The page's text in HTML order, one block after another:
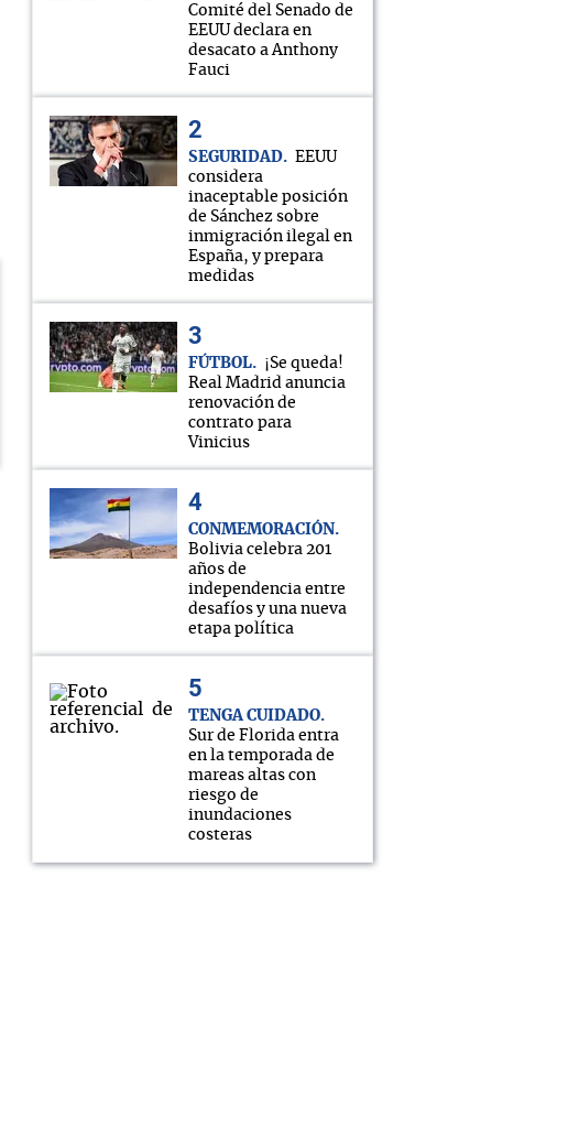
Comité del Senado de
EEUU declara en
desacato a Anthony
Fauci
SEGURIDAD
EEUU
considera
inaceptable posición
de Sánchez sobre
inmigración ilegal en
España, y prepara
medidas
FÚTBOL
¡Se queda!
Real Madrid anuncia
renovación de
contrato para
Vinicius
CONMEMORACIÓN
Bolivia celebra 201
años de
independencia entre
desafíos y una nueva
etapa política
TENGA CUIDADO
Sur de Florida entra
en la temporada de
mareas altas con
riesgo de
inundaciones
costeras